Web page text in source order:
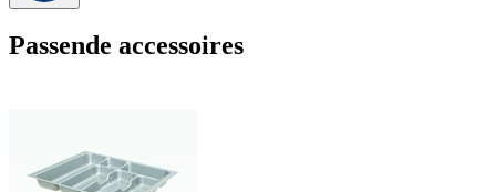
Passende accessoires